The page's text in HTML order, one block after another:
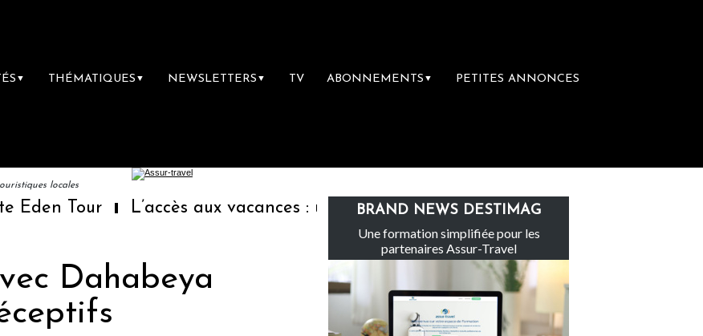
▼ THÉMATIQUES ▼ NEWSLETTERS ▼ TV ABONNEMENTS ▼ PETITES ANNONCES
locales
Tour L’accès aux vacances : un droit inachevé totalement abandonné par les
Dahabeya
BRAND NEWS DESTIMAG
Une formation simplifiée pour les
partenaires Assur-Travel